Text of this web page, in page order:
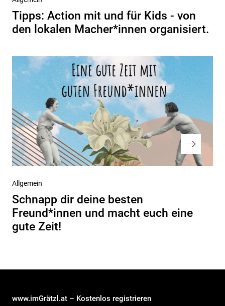
Beitrag
Tipps: Action mit und für Kids - von
den lokalen Macher*innen organisiert.
Nächster
Beitrag
Allgemein
Schnapp dir deine besten
Freund*innen und macht euch eine
gute Zeit!
www.imGrätzl.at – Kostenlos registrieren